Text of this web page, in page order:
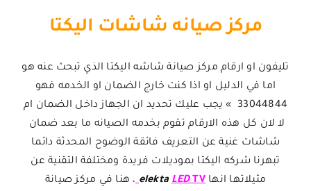
مركز صيانه شاشات اليكتا
تليفون او ارقام مركز صيانة شاشه اليكتا الذي تبحث عنه هو
اما في الدليل او اذا كنت خارج الضمان او الخدمه فهو
33044844 » يجب عليك تحديد ان الجهاز داخل الضمان ام
لا لان كل هذه الارقام تقوم بخدمه الصيانه ما بعد ضمان
شاشات غنية عن التعريف فائقة الوضوح المحدثة دائما
تبهرنا شركه اليكتا بموديلات فريدة ومختلفة التقنية عن
مثيلاتها انها
elektaLEDTV
، هنا في مركز صيانة